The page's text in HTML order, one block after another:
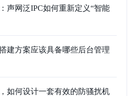
声网泛IPC如何重新定义“智能
建方案应该具备哪些后台管理
如何设计一套有效的防骚扰机